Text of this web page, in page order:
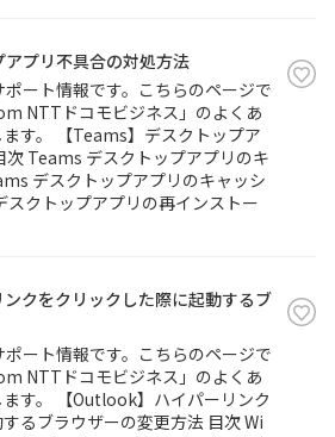
アプリ不具合の対処方法
ート情報です。こちらのページで
NTTドコモビジネス」のよくあ
す。 【Teams】デスクトップア
次 Teams デスクトップアプリのキ
デスクトップアプリのキャッシ
クトップアプリの再インストー
クをクリックした際に起動するブ
ート情報です。こちらのページで
NTTドコモビジネス」のよくあ
す。 【Outlook】ハイパーリンク
るブラウザーの変更方法 目次 Wi